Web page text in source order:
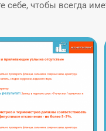
себе, чтобы всегда